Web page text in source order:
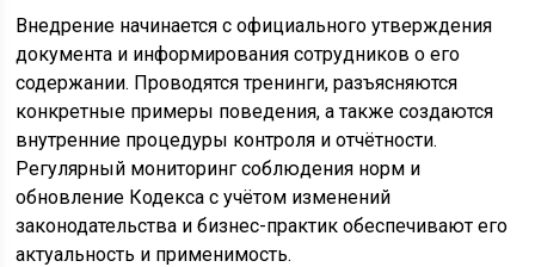
Внедрение начинается с официального утверждения
документа и информирования сотрудников о его
содержании. Проводятся тренинги, разъясняются
конкретные примеры поведения, а также создаются
внутренние процедуры контроля и отчётности.
Регулярный мониторинг соблюдения норм и
обновление Кодекса с учётом изменений
законодательства и бизнес-практик обеспечивают его
актуальность и применимость.